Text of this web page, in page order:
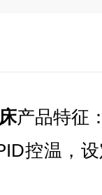
产品特征
控温，